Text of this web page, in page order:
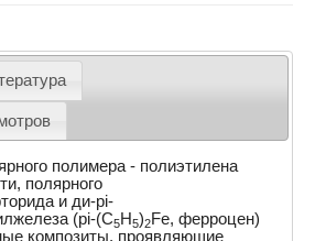
полимера - полиэтилена
полярного
и ди-pi-
(pi-(C5H5)2Fe, ферроцен)
композиты, проявляющие